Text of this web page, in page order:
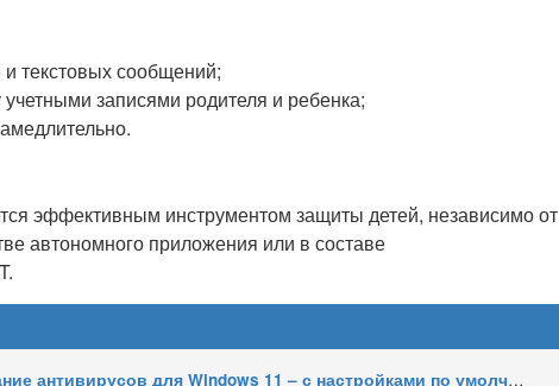
и текстовых сообщений;
записями родителя и ребенка;
эффективным инструментом защиты детей, независимо от
автономного приложения или в составе
антивирусов для Windows 11 – с настройками по умолчанию